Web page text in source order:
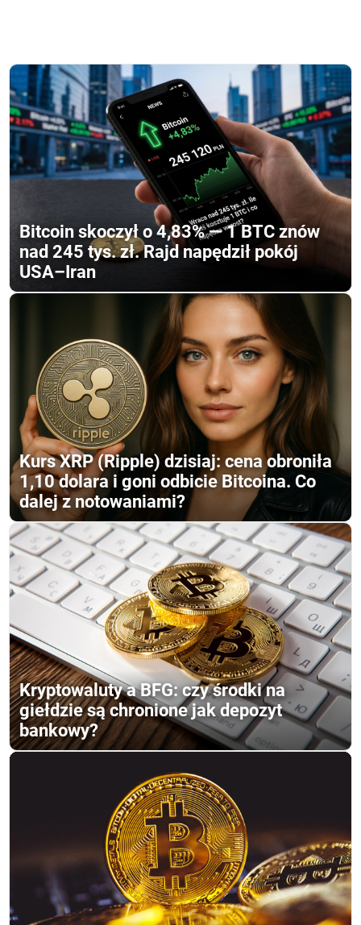
Bitcoin skoczył o 4,83% — 1 BTC znów
nad 245 tys. zł. Rajd napędził pokój
USA–Iran
Kurs XRP (Ripple) dzisiaj: cena obroniła
1,10 dolara i goni odbicie Bitcoina. Co
dalej z notowaniami?
Kryptowaluty a BFG: czy środki na
giełdzie są chronione jak depozyt
bankowy?